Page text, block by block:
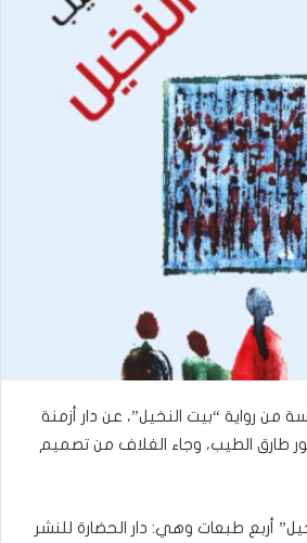
من رواية “بيت النخيل”، عن دار أزمنة
طارق الطيب، وجاء الغلاف من تصميم
أربع طبعات وهي: دار الحضارة للنشر